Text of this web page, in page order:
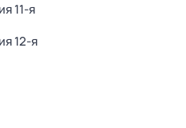
11-я
12-я